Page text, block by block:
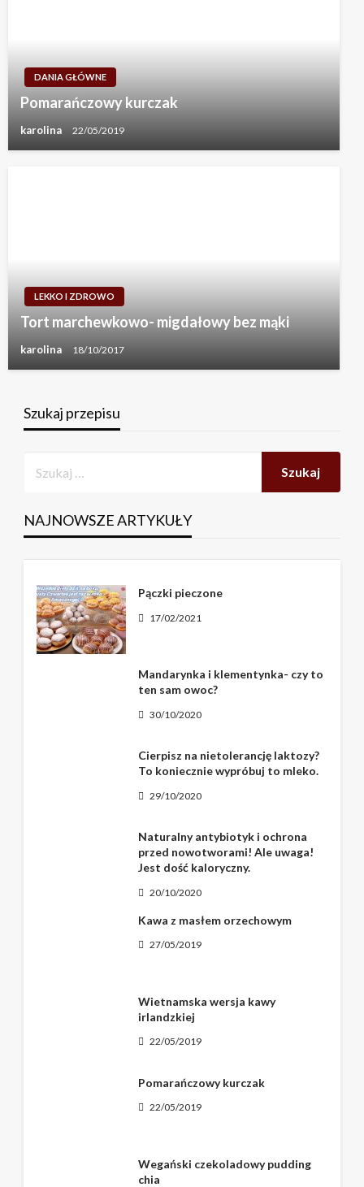
DANIA GŁÓWNE
Pomarańczowy kurczak
karolina 22/05/2019
LEKKO I ZDROWO
Tort marchewkowo- migdałowy bez mąki
karolina 18/10/2017
Szukaj przepisu
NAJNOWSZE ARTYKUŁY
Pączki pieczone
17/02/2021
Mandarynka i klementynka- czy to
ten sam owoc?
30/10/2020
Cierpisz na nietolerancję laktozy?
To koniecznie wypróbuj to mleko.
29/10/2020
Naturalny antybiotyk i ochrona
przed nowotworami! Ale uwaga!
Jest dość kaloryczny.
20/10/2020
Kawa z masłem orzechowym
27/05/2019
Wietnamska wersja kawy
irlandzkiej
22/05/2019
Pomarańczowy kurczak
22/05/2019
Wegański czekoladowy pudding
chia